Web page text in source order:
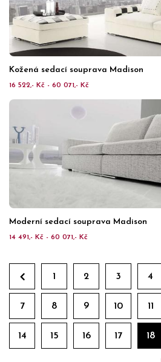
Kožená sedací souprava Madison
16 522,- Kč - 60 071,- Kč
Moderní sedací souprava Madison
14 491,- Kč - 60 071,- Kč
1 2 3 4
7 8 9 10 11
14 15 16 17 18